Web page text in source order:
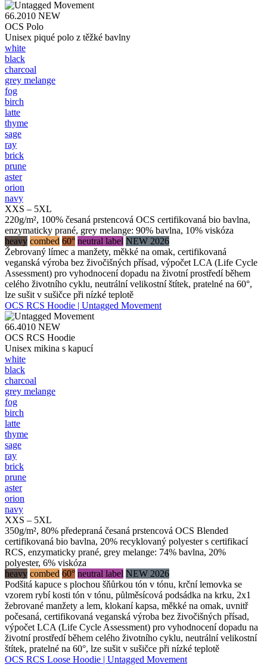
66.2010 NEW
OCS Polo
Unisex piqué polo z těžké bavlny
white
black
charcoal
grey melange
fog
birch
latte
thyme
sage
ray
brick
prune
aster
orion
navy
XXS – 5XL
220g/m², 100% česaná prstencová OCS certifikovaná bio bavlna,
enzymaticky prané, grey melange: 90% bavlna, 10% viskóza
heavy combed 60° neutral label NEW 2026
Žebrovaný límec a manžety, měkké na omak, certifikovaná
veganská výroba bez živočišných přísad, výpočet LCA (Life Cycle
Assessment) pro vyhodnocení dopadu na životní prostředí během
celého životního cyklu, neutrální velikostní štítek, pratelné na 60°,
lze sušit v sušičce při nízké teplotě
OCS RCS Hoodie | Untagged Movement
66.4010 NEW
OCS RCS Hoodie
Unisex mikina s kapucí
white
black
charcoal
grey melange
fog
birch
latte
thyme
sage
ray
brick
prune
aster
orion
navy
XXS – 5XL
350g/m², 80% předepraná česaná prstencová OCS Blended
certifikovaná bio bavlna, 20% recyklovaný polyester s certifikací
RCS, enzymaticky prané, grey melange: 74% bavlna, 20%
polyester, 6% viskóza
heavy combed 60° neutral label NEW 2026
Podšitá kapuce s plochou šňůrkou tón v tónu, krční lemovka se
vzorem rybí kosti tón v tónu, půlměsícová podsádka na krku, 2x1
žebrované manžety a lem, klokaní kapsa, měkké na omak, uvnitř
počesaná, certifikovaná veganská výroba bez živočišných přísad,
výpočet LCA (Life Cycle Assessment) pro vyhodnocení dopadu na
životní prostředí během celého životního cyklu, neutrální velikostní
štítek, pratelné na 60°, lze sušit v sušičce při nízké teplotě
OCS RCS Loose Hoodie | Untagged Movement